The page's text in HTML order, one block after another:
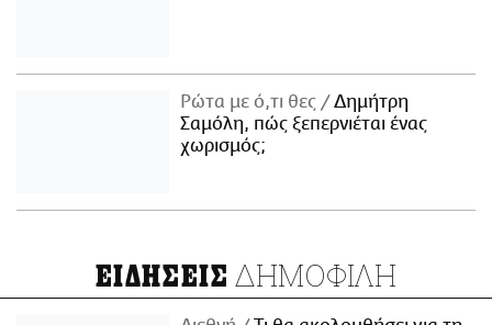
Ρώτα με ό,τι θες
Δημήτρη
Σαμόλη, πώς ξεπερνιέται ένας
χωρισμός;
ΕΙΔΗΣΕΙΣ ΔΗΜΟΦΙΛΗ